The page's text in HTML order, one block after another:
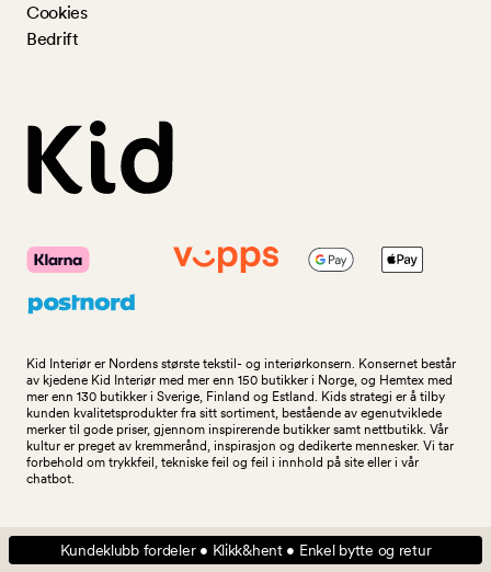
Cookies
Bedrift
Kid Interiør er Nordens største tekstil- og interiørkonsern. Konsernet består
av kjedene Kid Interiør med mer enn 150 butikker i Norge, og Hemtex med
mer enn 130 butikker i Sverige, Finland og Estland. Kids strategi er å tilby
kunden kvalitetsprodukter fra sitt sortiment, bestående av egenutviklede
merker til gode priser, gjennom inspirerende butikker samt nettbutikk. Vår
kultur er preget av kremmerånd, inspirasjon og dedikerte mennesker. Vi tar
forbehold om trykkfeil, tekniske feil og feil i innhold på site eller i vår
chatbot.
Kundeklubb fordeler • Klikk&hent • Enkel bytte og retur